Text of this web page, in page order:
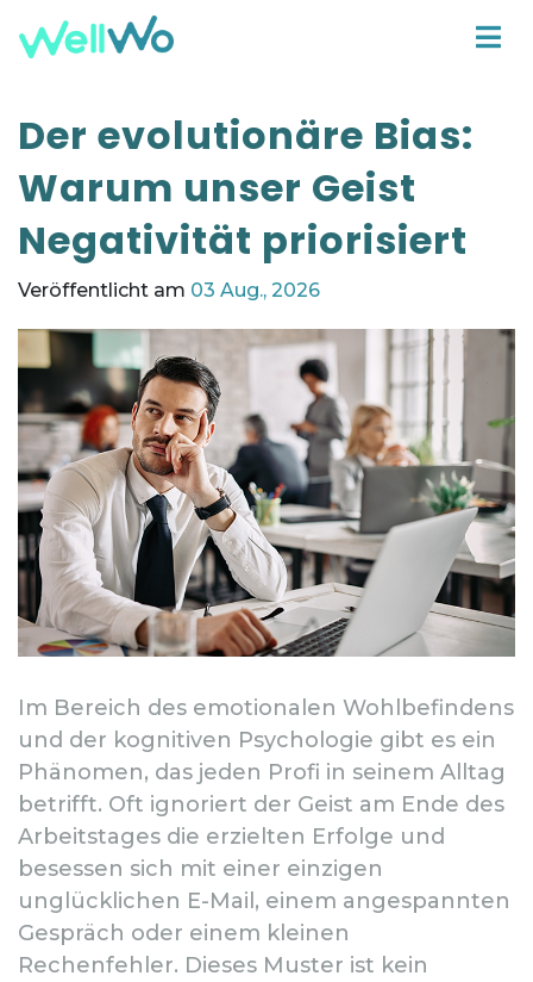
Der evolutionäre Bias:
Warum unser Geist
Negativität priorisiert
Veröffentlicht am 03 Aug., 2026
Im Bereich des emotionalen Wohlbefindens
und der kognitiven Psychologie gibt es ein
Phänomen, das jeden Profi in seinem Alltag
betrifft. Oft ignoriert der Geist am Ende des
Arbeitstages die erzielten Erfolge und
besessen sich mit einer einzigen
unglücklichen E-Mail, einem angespannten
Gespräch oder einem kleinen
Rechenfehler. Dieses Muster ist kein